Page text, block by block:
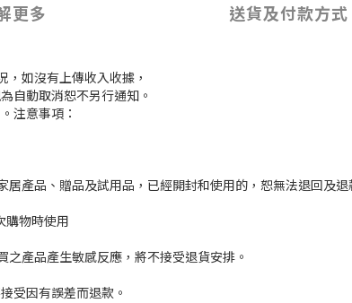
更多 送貨及付款方式
如沒有上傳收入收據，
自動取消恕不另行通知。
注意事項：
產品、贈品及試用品，已經開封和使用的，恕無法退回及退
購物時使用
產品產生敏感反應，將不接受退貨安排。
受因有誤差而退款。